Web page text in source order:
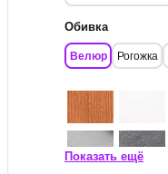
Обивка
Велюр Рогожка
Показать ещё